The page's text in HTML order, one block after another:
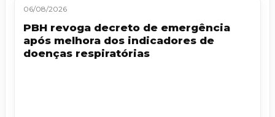
06/08/2026
PBH revoga decreto de emergência
após melhora dos indicadores de
doenças respiratórias